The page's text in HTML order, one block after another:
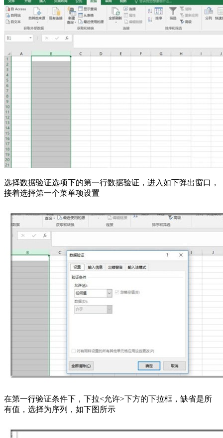
选择数据验证选项下的第一行数据验证，进入如下弹出窗口，
接着选择第一个菜单项设置
在第一行验证条件下，下拉<允许>下方的下拉框，缺省是所
有值，选择为序列，如下图所示